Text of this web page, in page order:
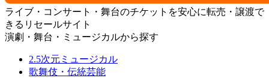
ライブ・コンサート・舞台のチケットを安心に転売・譲渡で
きるリセールサイト
演劇・舞台・ミュージカルから探す
2.5次元ミュージカル
歌舞伎・伝統芸能